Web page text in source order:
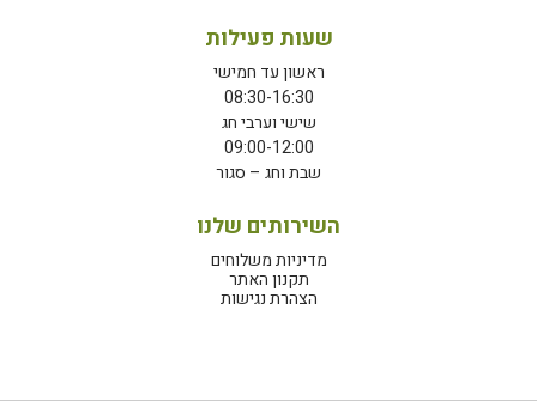
שעות פעילות
ראשון עד חמישי
08:30-16:30
שישי וערבי חג
09:00-12:00
שבת וחג – סגור
השירותים שלנו
מדיניות משלוחים
תקנון האתר
הצהרת נגישות